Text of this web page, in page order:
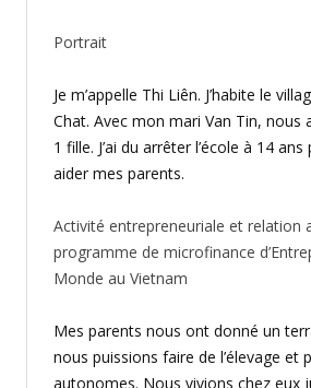
Portrait
Je m’appelle Thi Liên. J’habite le
Chat. Avec mon mari Van Tin, nous
1 fille. J’ai du arrêter l’école à 14
aider mes parents.
Activité entrepreneuriale et relation
programme de microfinance
Monde au Vietnam
Mes parents nous ont donné un
nous puissions faire de l’élevage et
autonomes. Nous vivions chez eux